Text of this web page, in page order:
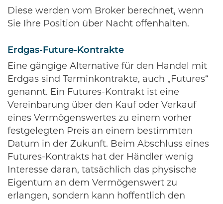
Diese werden vom Broker berechnet, wenn
Sie Ihre Position über Nacht offenhalten.
Erdgas-Future-Kontrakte
Eine gängige Alternative für den Handel mit
Erdgas sind Terminkontrakte, auch „Futures“
genannt. Ein Futures-Kontrakt ist eine
Vereinbarung über den Kauf oder Verkauf
eines Vermögenswertes zu einem vorher
festgelegten Preis an einem bestimmten
Datum in der Zukunft. Beim Abschluss eines
Futures-Kontrakts hat der Händler wenig
Interesse daran, tatsächlich das physische
Eigentum an dem Vermögenswert zu
erlangen, sondern kann hoffentlich den